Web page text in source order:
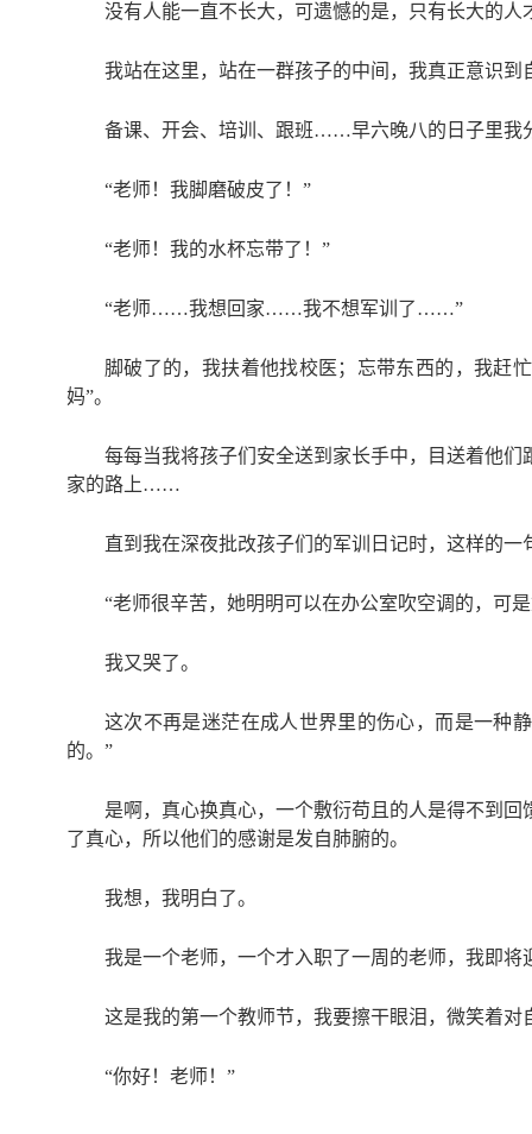
没有人能一直不长大，可遗憾的是，只有长大的人
我站在这里，站在一群孩子的中间，我真正意识
备课、开会、培训、跟班……早六晚八的日子里我
“老师！我脚磨破皮了！”
“老师！我的水杯忘带了！”
“老师……我想回家……我不想军训了……”
脚破了的，我扶着他找校医；忘带东西的，我赶
妈”。
每每当我将孩子们安全送到家长手中，目送着他
家的路上……
直到我在深夜批改孩子们的军训日记时，这样的一
“老师很辛苦，她明明可以在办公室吹空调的，可
我又哭了。
这次不再是迷茫在成人世界里的伤心，而是一种
的。”
是啊，真心换真心，一个敷衍苟且的人是得不到
了真心，所以他们的感谢是发自肺腑的。
我想，我明白了。
我是一个老师，一个才入职了一周的老师，我即
这是我的第一个教师节，我要擦干眼泪，微笑着对
“你好！老师！”